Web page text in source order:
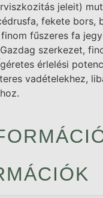
jeleit)
fekete bors,
fűszeres fa
szerkezet,
érlelési
vadételekhez,